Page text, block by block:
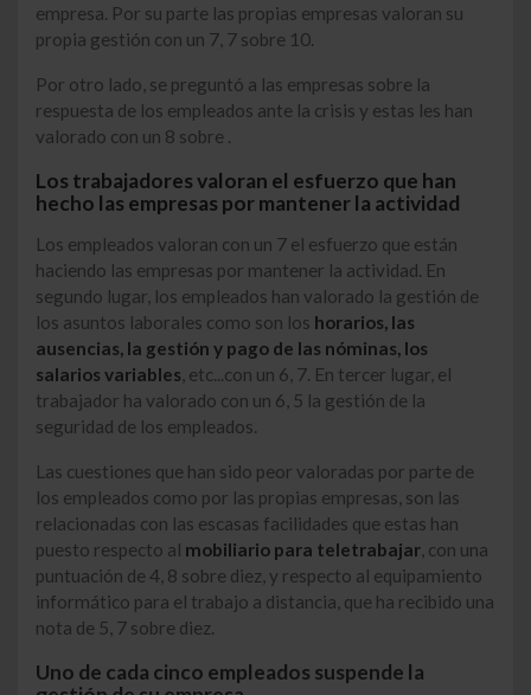
empresa. Por su parte las propias empresas valoran su
propia gestión con un 7, 7 sobre 10.
Por otro lado, se preguntó a las empresas sobre la
respuesta de los empleados ante la crisis y estas les han
valorado con un 8 sobre .
Los trabajadores valoran el esfuerzo que han
hecho las empresas por mantener la actividad
Los empleados valoran con un 7 el esfuerzo que están
haciendo las empresas por mantener la actividad. En
segundo lugar, los empleados han valorado la gestión de
los asuntos laborales como son los horarios, las
ausencias, la gestión y pago de las nóminas, los
salarios variables , etc...con un 6, 7. En tercer lugar, el
trabajador ha valorado con un 6, 5 la gestión de la
seguridad de los empleados.
Las cuestiones que han sido peor valoradas por parte de
los empleados como por las propias empresas, son las
relacionadas con las escasas facilidades que estas han
puesto respecto al mobiliario para teletrabajar , con una
puntuación de 4, 8 sobre diez, y respecto al equipamiento
informático para el trabajo a distancia, que ha recibido una
nota de 5, 7 sobre diez.
Uno de cada cinco empleados suspende la